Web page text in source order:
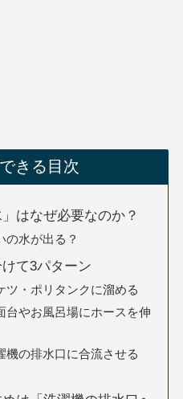
きる目次
はなぜ必要なのか？
の水が出る？
て3パターン
・ポリタンクに溜める
やお風呂場にホースを伸
の排水口に合流させる